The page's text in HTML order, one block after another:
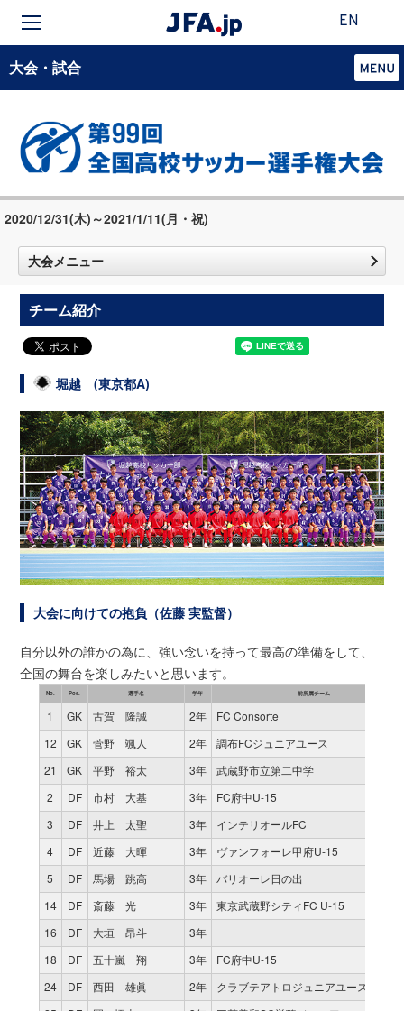
EN
大会・試合
2020/12/31(木)～2021/1/11(月・祝)
大会メニュー
チーム紹介
堀越 (東京都A)
大会に向けての抱負（佐藤 実監督）
自分以外の誰かの為に、強い念いを持って最高の準備をして、
全国の舞台を楽しみたいと思います。
No. Pos. 選手名 学年 前所属チーム
1 GK 古賀 隆誠 2年
FC Consorte
12
GK 菅野 颯人 2年
調布FCジュニアユース
21
GK 平野 裕太 3年
武蔵野市立第二中学
2
DF 市村 大基 3年
FC府中U-15
3
DF 井上 太聖 3年
インテリオールFC
4
DF 近藤 大暉 3年
ヴァンフォーレ甲府U-15
5
DF 馬場 跳高 3年
バリオーレ日の出
14
DF 斎藤 光 3年
東京武蔵野シティFC U-15
16
DF 大垣 昂斗
3年
18
DF 五十嵐 翔 3年
FC府中U-15
24
DF 西田 雄眞 2年
クラブテアトロジュニアユース